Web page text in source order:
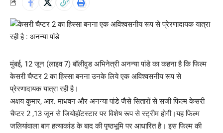
मुंबई, 12 जून (लाइव 7) बॉलीवुड अभिनेत्री अनन्या पांडे का कहना है कि फिल्म
केसरी चैप्टर 2 का हिस्सा बनना उनके लिये एक अविश्वसनीय रूप से
प्रेरणादायक यात्रा रही है।
अक्षय कुमार, आर. माधवन और अनन्या पांडे जैसे सितारों से सजी फिल्म केसरी
चैप्टर 2 ,13 जून से जियोहॉटस्टार पर विशेष रूप से स्ट्रीम होगी।यह फिल्म
जलियांवाला बाग हत्याकांड के बाद की पृष्ठभूमि पर आधारित है। इस फिल्म की